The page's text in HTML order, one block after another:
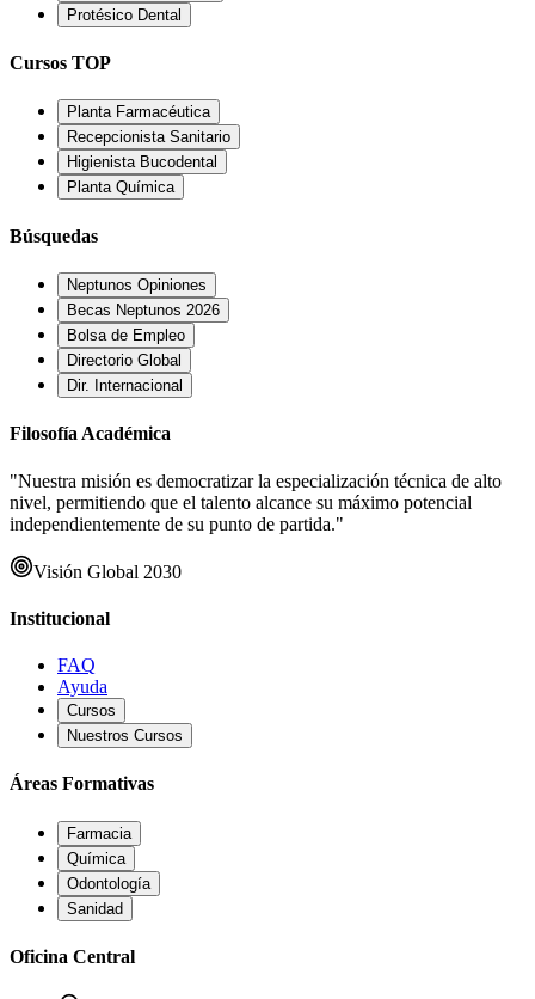
Protésico Dental
Cursos TOP
Planta Farmacéutica
Recepcionista Sanitario
Higienista Bucodental
Planta Química
Búsquedas
Neptunos Opiniones
Becas Neptunos 2026
Bolsa de Empleo
Directorio Global
Dir. Internacional
Filosofía Académica
"Nuestra misión es democratizar la especialización técnica de alto
nivel, permitiendo que el talento alcance su máximo potencial
independientemente de su punto de partida."
Visión Global 2030
Institucional
FAQ
Ayuda
Cursos
Nuestros Cursos
Áreas Formativas
Farmacia
Química
Odontología
Sanidad
Oficina Central